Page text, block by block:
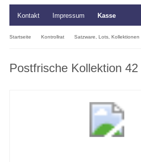
Kontakt Impressum Kasse
Startseite Kontrollrat Satzware, Lots, Kollektionen
Postfrische Kollektion